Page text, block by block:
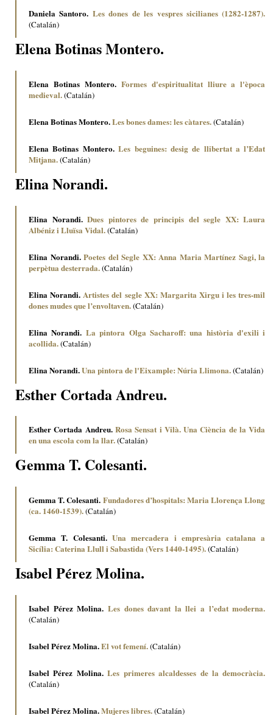
Daniela Santoro. Les dones de les vespres sicilianes (1282-1287).
(Catalán)
Elena Botinas Montero.
Elena Botinas Montero. Formes d'espiritualitat lliure a l'època
medieval.(Catalán)
Elena Botinas Montero.Les bones dames: les càtares.(Catalán)
Elena Botinas Montero.Les beguines: desig de llibertat a l’Edat
Mitjana.(Catalán)
Elina Norandi.
Elina Norandi.Dues pintores de principis del segle XX: Laura
Albéniz i Lluïsa Vidal.(Catalán)
Elina Norandi.Poetes del Segle XX: Anna Maria Martínez Sagi, la
perpètua desterrada.(Catalán)
Elina Norandi. Artistes del segle XX: Margarita Xirgu i les tres-mil
dones mudes que l’envoltaven.(Catalán)
Elina Norandi. La pintora Olga Sacharoff: una història d'exili i
acollida.(Catalán)
Elina Norandi.Una pintora de l'Eixample: Núria Llimona.(Catalán)
Esther Cortada Andreu.
Esther Cortada Andreu. Rosa Sensat i Vilà. Una Ciència de la Vida
en una escola com la llar.(Catalán)
Gemma T. Colesanti.
Gemma T. Colesanti. Fundadores d’hospitals: Maria Llorença Llong
(ca. 1460-1539).(Catalán)
Gemma T. Colesanti. Una mercadera i empresària catalana a
Sicília: Caterina Llull i Sabastida (Vers 1440-1495).(Catalán)
Isabel Pérez Molina.
Isabel Pérez Molina. Les dones davant la llei a l’edat moderna.
(Catalán)
Isabel Pérez Molina.El vot femení.(Catalán)
Isabel Pérez Molina.Les primeres alcaldesses de la democràcia.
(Catalán)
Isabel Pérez Molina.Mujeres libres.(Catalán)